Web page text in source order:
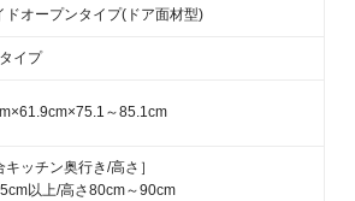
ドオープンタイプ(ドア面材型)
イプ
～85.1cm
キッチン奥行き/高さ］
以上/高さ80cm～90cm